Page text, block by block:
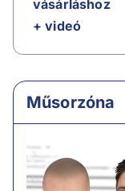
vásárláshoz
+ videó
Műsorzóna